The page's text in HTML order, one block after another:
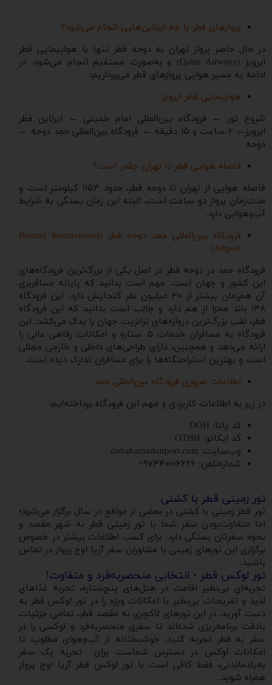
پروازهای قطر با چه ایرلاین‌هایی انجام می‌شود؟
در حال حاضر پرواز تهران به دوحه قطر تنها با هواپیمایی قطر
ایرویز (Qatar Airways) و به‌صورت مستقیم انجام می‌شود. در
ادامه به مسیر هوایی پروازهای قطر می‌پردازیم:
هواپیمایی قطر ایرویز:
شروع تور ← فرودگاه بین‌المللی امام خمینی ← ایرلاین قطر
ایرویز← ۲ ساعت و ۱۵ دقیقه ← فرودگاه بین‌المللی حمد دوحه ←
دوحه
فاصله هوایی قطر تا تهران چقدر است؟
فاصله هوایی از تهران تا دوحه قطر، حدود ۱۱۵۴ کیلومتر است و
مدت‌زمان پرواز دو ساعت است، البته این زمان بستگی به شرایط
آب‌وهوایی دارد.
فرودگاه بین‌المللی حمد دوحه قطر (Hamad International
Airport)
فرودگاه حمد در دوحه قطر در اصل یکی از بزرگ‌ترین فرودگاه‌های
این کشور و جهان است. مهم است بدانید که پایانه مسافربری
آن هم‌زمان بیشتر از ۳۰ میلیون نفر گنجایش دارد. این فرودگاه
۱۳۸ باند مجزا از هم دارد و جالب است بدانید که این فرودگاه
قطر، لقب بزرگ‌ترین دروازه‌های ترانزیت جهان را یدک می‌کشد. این
فرودگاه به مسافران خدمات ۵ ستاره و امکانات رفاهی عالی را
ارائه می‌دهد و همچنین، دارای طراحی‌های داخلی و خارجی مجللی
است و بهترین استراحتگاه‌ها را برای مسافران تدارک دیده است.
اطلاعات ضروری فرودگاه بین‌المللی حمد
در زیر به اطلاعات کاربردی و مهم این فرودگاه پرداخته‌ایم:
کد یاتا: DOH
کد ایکائو: OTHH
وب‌سایت: dohahamadairport.com
شماره‌تلفن: ۹۷۴۴۰۱۰۶۶۶۶+
تور زمینی قطر با کشتی
تور قطر زمینی با کشتی در بعضی از مواقع در سال برگزار می‌شود؛
اما متفاوت‌بودن سفر شما با تور زمینی قطر به شهر مقصد و
نحوه سفرتان بستگی دارد. برای کسب اطلاعات بیشتر در خصوص
برگزاری این تورهای زمینی با مشاوران سفر آریا اوج پرواز در تماس
باشید.
تور لوکس قطر ؛ انتخابی منحصر‌به‌فرد و متفاوت!
تجربه‌ای بی‌نظیر اقامت در هتل‌های پنج‌ستاره، تجربه غذاهای
لذیذ و تفریحات بی‌نظیر با امکانات ویژه را در تور لوکس قطر به
دست آورید. در این تورهای لاکچری به مقصد قطر، تمامی جزئیات
بادقت برنامه‌ریزی شده‌اند تا سفری منحصر‌به‌فرد و لوکسی را در
سفر به قطر تجربه کنید. خوشبختانه از آب‌وهوای مطلوب تا
امکانات لوکس در دسترس شماست برای تجربه یک سفر
به‌یادماندنی، فقط کافی است با تور لوکس قطر آریا اوج پرواز
همراه شوید.